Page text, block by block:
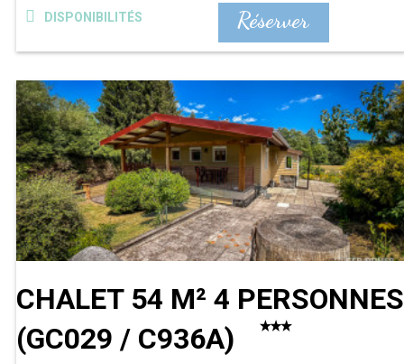
Réserver
DISPONIBILITÉS
CHALET 54 M² 4 PERSONNES
(GC029 / C936A)